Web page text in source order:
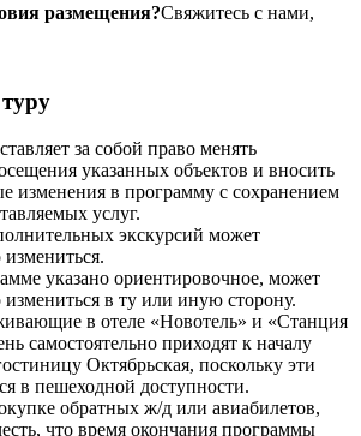
размещения?Свяжитесь с нами,
за собой право менять
указанных объектов и вносить
изменения в программу с сохранением
услуг.
экскурсий может
измениться.
указано ориентировочное, может
измениться в ту или иную сторону.
в отеле «Новотель» и «Станция
самостоятельно приходят к началу
Октябрьская, поскольку эти
в пешеходной доступности.
обратных ж/д или авиабилетов,
что время окончания программы